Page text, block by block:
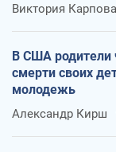
Виктория Карпова
В США родители
смерти своих
молодежь
Александр Кирш